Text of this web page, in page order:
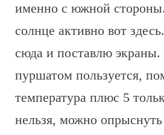
именно с южной
солнце активно вот
сюда и поставлю
пуршатом пользуется,
температура плюс 5
нельзя, можно